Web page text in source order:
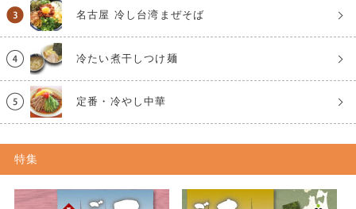
名古屋 冷し台湾まぜそば
冷たい煮干しつけ麺
定番・冷やし中華
特集